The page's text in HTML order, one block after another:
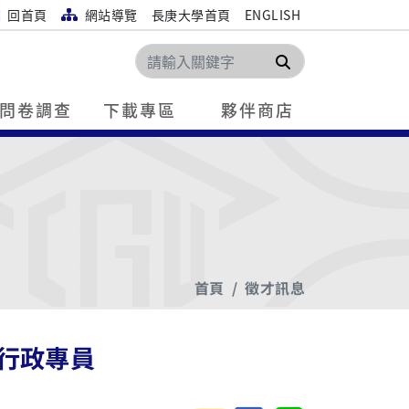
回首頁 網站導覽 長庚大學首頁 ENGLISH
搜尋
卷調查 下載專區 夥伴商店
首頁 徵才訊息
政專員